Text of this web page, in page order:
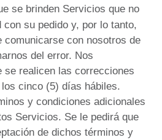
se brinden Servicios que no
su pedido y, por lo tanto,
comunicarse con nosotros de
del error. Nos
se realicen las correcciones
cinco (5) días hábiles.
y condiciones adicionales
Servicios. Se le pedirá que
de dichos términos y